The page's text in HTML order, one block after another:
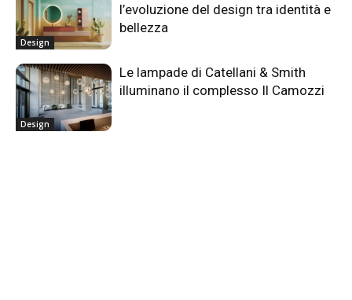
Design
l’evoluzione del design tra identità e
bellezza
Design
Le lampade di Catellani & Smith
illuminano il complesso Il Camozzi